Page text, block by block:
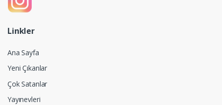
Linkler
Ana Sayfa
Yeni Çıkanlar
Çok Satanlar
Yayınevleri